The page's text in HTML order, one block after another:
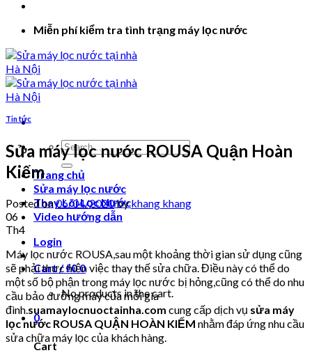
Miễn phí kiểm tra tình trạng máy lọc nước
Search
for:
Trang chủ
Sửa máy lọc nước
Thay Lõi Lọc Nước
Video hướng dẫn
Login
Cart /₫00
No products in the cart.
0
Cart
Tin tức
Sửa máy lọc nước ROUSA Quận Hoàn
Kiếm
Posted on06/04/2020bykhang khang
06
Th4
Máy lọc nước ROUSA,sau một khoảng thời gian sử dụng cũng
sẽ phải thực hiện việc thay thế sửa chữa. Điều này có thể do
một số bộ phận trong máy lọc nước bị hỏng,cũng có thể do nhu
cầu bảo dưỡng máy của mỗi gia
đình.suamaylocnuoctainha.com cung cấp dịch vụ sửa máy
lọc nước ROUSA QUẬN HOÀN KIẾM nhằm đáp ứng nhu cầu
sửa chữa máy lọc của khách hàng.